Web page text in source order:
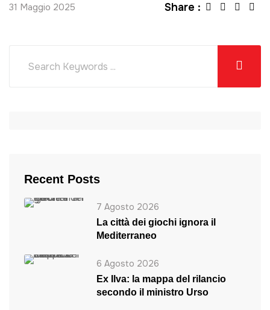
31 Maggio 2025 Share :
Recent Posts
7 Agosto 2026
La città dei giochi ignora il
Mediterraneo
6 Agosto 2026
Ex Ilva: la mappa del rilancio
secondo il ministro Urso